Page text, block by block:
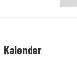
Kalender